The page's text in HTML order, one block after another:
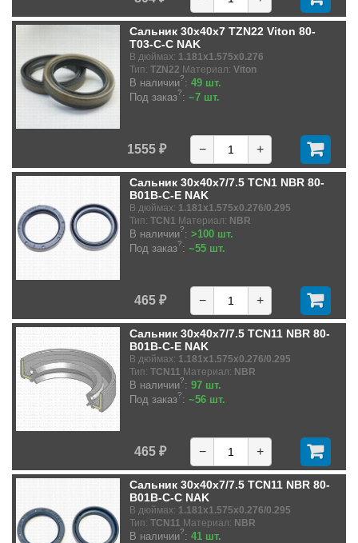
Сальник 30x40x7 TZN22 Viton 80-
T03-C-C NAK
В дюймах: 1.181x1.575x0.276
Тип: TZN22 Материал: Viton
В наличии?: 49 шт.
Под заказ?: ~7 шт.
1555 ₽ − +
Сальник 30x40x7/7.5 TCN1 NBR 80-
B01B-C-E NAK
В дюймах: 1.181x1.575x0.276/0.295
Тип: TCN1 Материал: NBR
В наличии?: >100 шт.
Под заказ?: ~55 шт.
465 ₽ − +
Сальник 30x40x7/7.5 TCN11 NBR 80-
B01B-C-E NAK
В дюймах: 1.181x1.575x0.276/0.295
Тип: TCN11 Материал: NBR
В наличии?: 97 шт.
Под заказ?: ~56 шт.
465 ₽ − +
Сальник 30x40x7/7.5 TCN11 NBR 80-
B01B-C-C NAK
В дюймах: 1.181x1.575x0.276/0.295
Тип: TCN11 Материал: NBR
В наличии?: 41 шт.